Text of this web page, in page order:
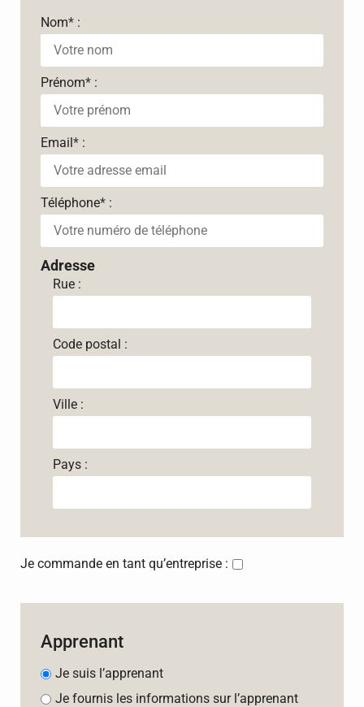
Nom* :
Prénom* :
Email* :
Téléphone* :
Adresse
Rue :
Code postal :
Ville :
Pays :
Je commande en tant qu’entreprise :
Apprenant
Je suis l’apprenant
Je fournis les informations sur l’apprenant